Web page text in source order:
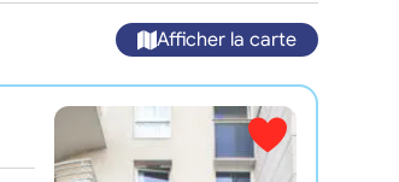
Afficher la carte